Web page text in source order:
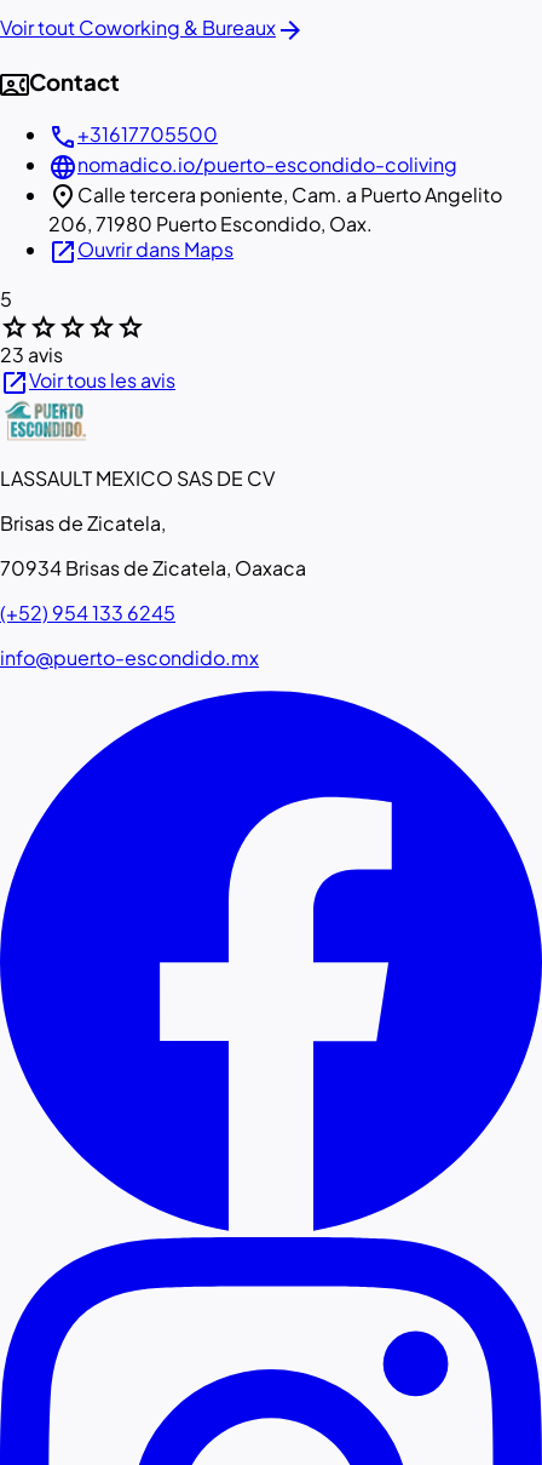
Voir tout Coworking & Bureauxarrow_forward
contact_phoneContact
call+31617705500
languagenomadico.io/puerto-escondido-coliving
location_on Calle tercera poniente, Cam. a Puerto Angelito
206, 71980 Puerto Escondido, Oax.
open_in_newOuvrir dans Maps
5
starstarstarstarstar
23 avis
open_in_newVoir tous les avis
LASSAULT MEXICO SAS DE CV
Brisas de Zicatela,
70934 Brisas de Zicatela, Oaxaca
(+52) 954 133 6245
info@puerto-escondido.mx